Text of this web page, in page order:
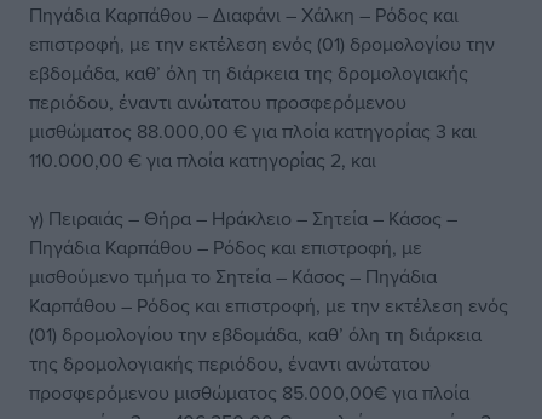
Πηγάδια Καρπάθου – Διαφάνι – Χάλκη – Ρόδος και
επιστροφή, με την εκτέλεση ενός (01) δρομολογίου την
εβδομάδα, καθ’ όλη τη διάρκεια της δρομολογιακής
περιόδου, έναντι ανώτατου προσφερόμενου
μισθώματος 88.000,00 € για πλοία κατηγορίας 3 και
110.000,00 € για πλοία κατηγορίας 2, και
γ) Πειραιάς – Θήρα – Ηράκλειο – Σητεία – Κάσος –
Πηγάδια Καρπάθου – Ρόδος και επιστροφή, με
μισθούμενο τμήμα το Σητεία – Κάσος – Πηγάδια
Καρπάθου – Ρόδος και επιστροφή, με την εκτέλεση ενός
(01) δρομολογίου την εβδομάδα, καθ’ όλη τη διάρκεια
της δρομολογιακής περιόδου, έναντι ανώτατου
προσφερόμενου μισθώματος 85.000,00€ για πλοία